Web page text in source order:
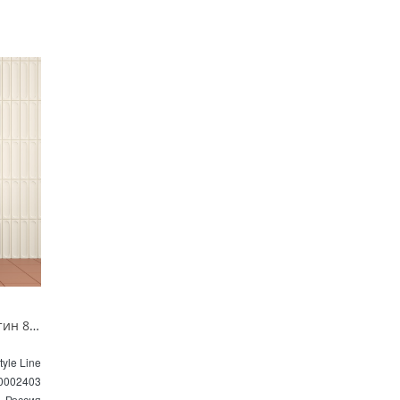
Тумба подвесная Style Line Остин 80 см ЛС-00002403 белая матовая
Line